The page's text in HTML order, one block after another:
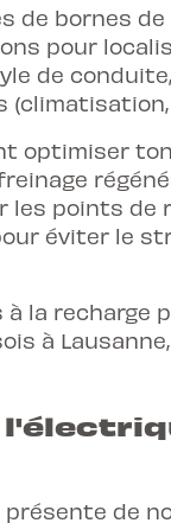
bornes de
pour
de
optimiser
points de
éviter le
la recharge
à
de